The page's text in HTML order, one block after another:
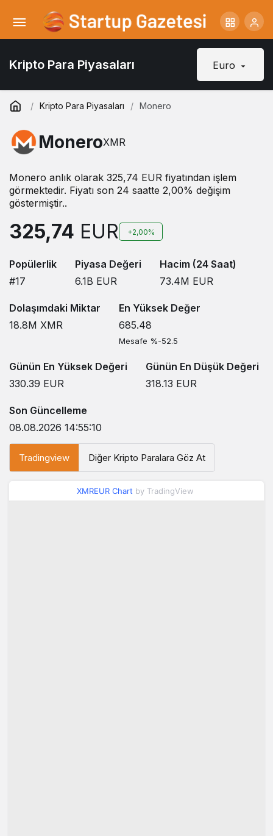
Kripto Para Piyasaları Euro
Kripto Para Piyasaları Monero
MoneroXMR
Monero anlık olarak 325,74 EUR fiyatından işlem
görmektedir. Fiyatı son 24 saatte 2,00% değişim
göstermiştir..
325,74 EUR +2,00%
Popülerlik
#17
Piyasa Değeri
6.1B EUR
Hacim (24 Saat)
73.4M EUR
Dolaşımdaki Miktar
18.8M XMR
En Yüksek Değer
685.48
Mesafe %-52.5
Günün En Yüksek Değeri
330.39 EUR
Günün En Düşük Değeri
318.13 EUR
Son Güncelleme
08.08.2026 14:55:10
Tradingview Diğer Kripto Paralara Göz At
XMREUR Chart by TradingView